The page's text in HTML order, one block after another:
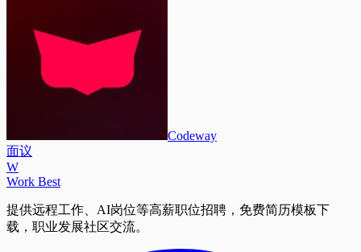
Codeway
面议
W
Work Best
提供远程工作、AI岗位等高薪职位招聘，免费简历模板下
载，职业发展社区交流。